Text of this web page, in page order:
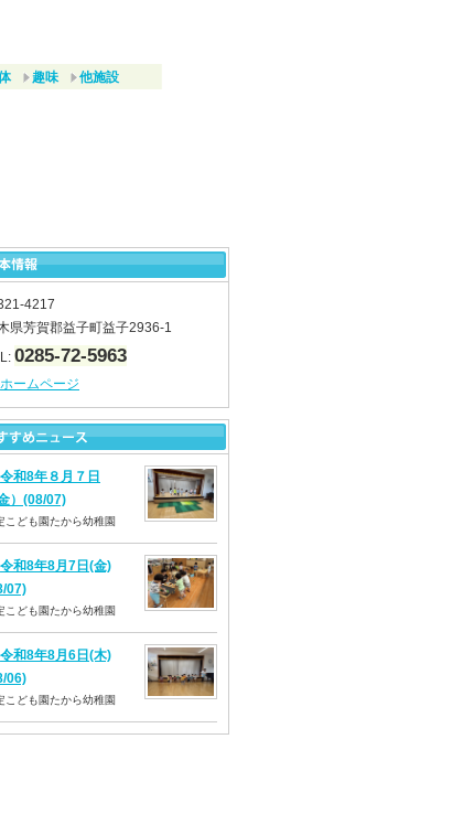
趣味 他施設
4217
県芳賀郡益子町益子2936-1
0285-72-5963
ホームページ
令和8年８月７日
金）(08/07)
こども園たから幼稚園
令和8年8月7日(金)
07)
こども園たから幼稚園
令和8年8月6日(木)
06)
こども園たから幼稚園